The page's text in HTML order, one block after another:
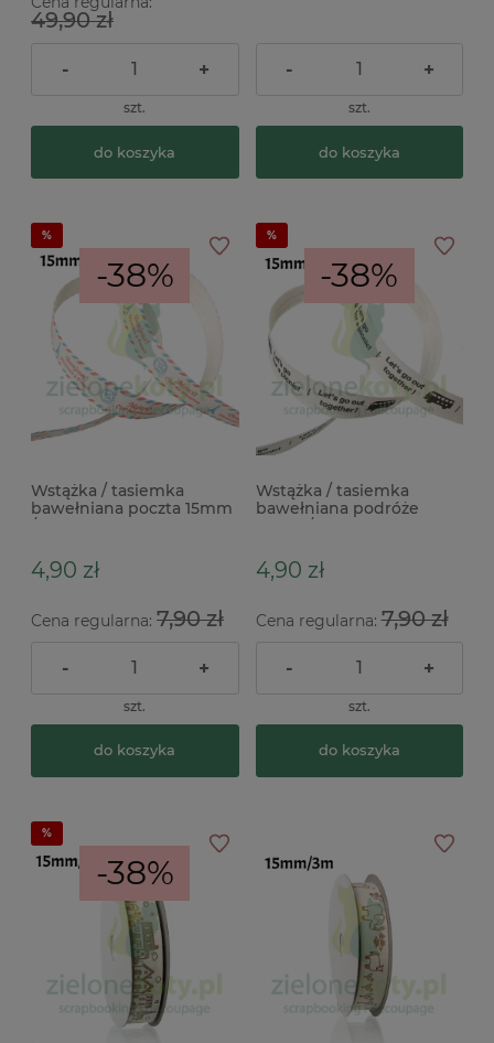
49,90 zł
- +
szt.
do koszyka
- +
szt.
do koszyka
-38%
Wstążka / tasiemka
bawełniana poczta 15mm
/ 3mb
4,90 zł
Cena regularna: 7,90 zł
- +
szt.
do koszyka
-38%
Wstążka / tasiemka
bawełniana podróże
15mm / 3mb
4,90 zł
Cena regularna:7,90 zł
- +
szt.
do koszyka
-38%